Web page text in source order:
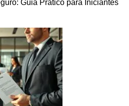
Guia Prático para Iniciantes